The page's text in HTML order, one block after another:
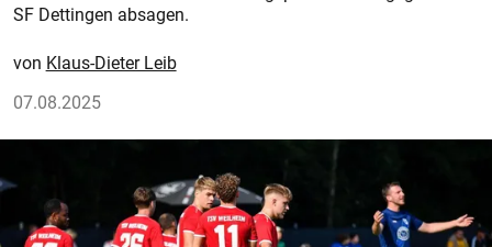
SF Dettingen absagen.
Klaus-Dieter Leib
07.08.2025